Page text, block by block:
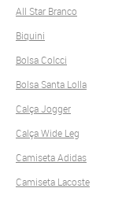
All Star Branco
Biquini
Bolsa Colcci
Bolsa Santa Lolla
Calça Jogger
Calça Wide Leg
Camiseta Adidas
Camiseta Lacoste